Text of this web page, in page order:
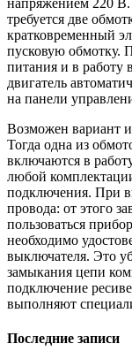
напряжением 220 В.
требуется две
кратковременный
пусковую обмотку.
питания и в работу
двигатель
на панели
Возможен вариант
Тогда одна из
включаются в
любой
подключения. При
провода: от этого
пользоваться
необходимо
выключателя. Это
замыкания цепи
подключение
выполняют
Последние записи